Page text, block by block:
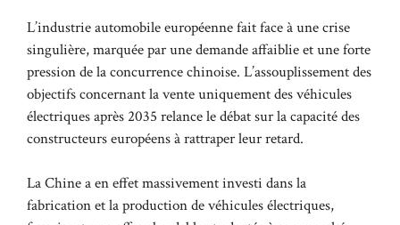
L’industrie automobile européenne fait face à une crise
singulière, marquée par une demande affaiblie et une forte
pression de la concurrence chinoise. L’assouplissement des
objectifs concernant la vente uniquement des véhicules
électriques après 2035 relance le débat sur la capacité des
constructeurs européens à rattraper leur retard.
La Chine a en effet massivement investi dans la
fabrication et la production de véhicules électriques,